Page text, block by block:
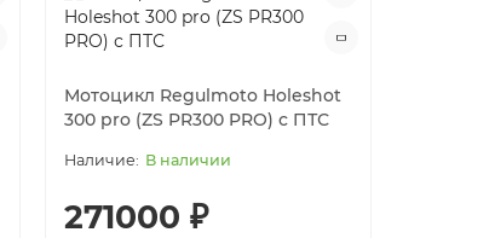
Мотоцикл Regulmoto Holeshot
300 pro (ZS PR300 PRO) с ПТС
В наличии
271000 ₽